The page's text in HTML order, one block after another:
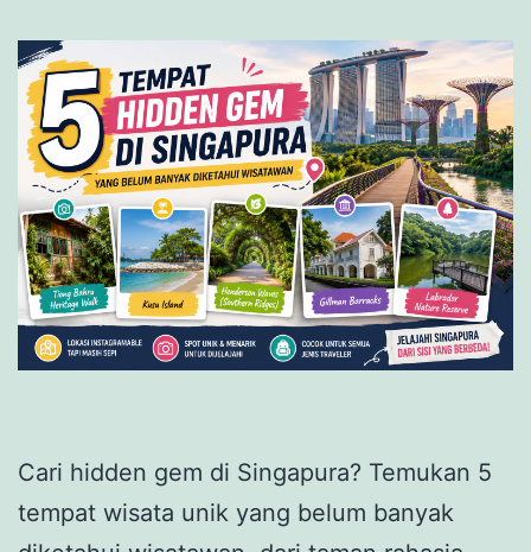
Cari hidden gem di Singapura? Temukan 5
tempat wisata unik yang belum banyak